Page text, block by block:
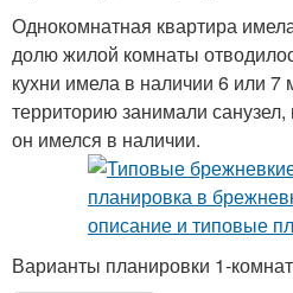
Однокомнатная квартира
долю жилой комнаты
кухни имела в наличии 6 или
территорию занимали
он имелся в наличии.
Варианты планировки 1-